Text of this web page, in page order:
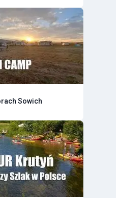
Sowich